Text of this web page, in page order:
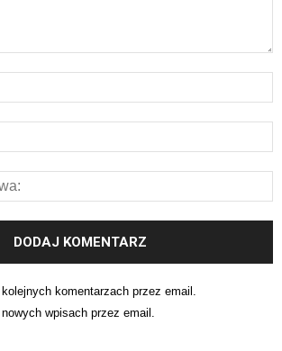
komentarzach przez email.
wpisach przez email.